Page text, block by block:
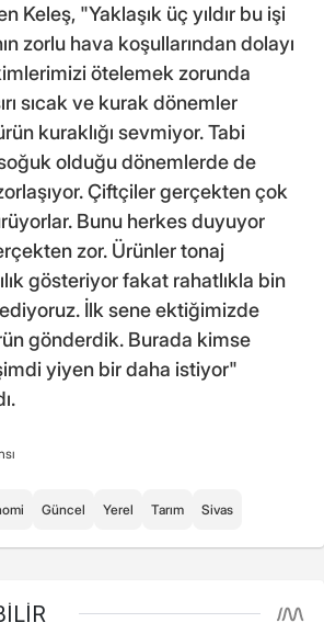
Keleş, "Yaklaşık üç yıldır bu işi
zorlu hava koşullarından dolayı
ötelemek zorunda
sıcak ve kurak dönemler
kuraklığı sevmiyor. Tabi
soğuk olduğu dönemlerde de
zorlaşıyor. Çiftçiler gerçekten çok
Bunu herkes duyuyor
zor. Ürünler tonaj
gösteriyor fakat rahatlıkla bin
İlk sene ektiğimizde
gönderdik. Burada kimse
yiyen bir daha istiyor"
Güncel Yerel Tarım Sivas